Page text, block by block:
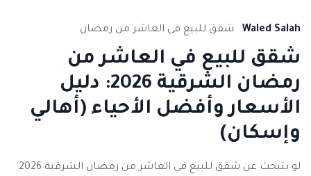
Waled Salah شقق للبيع فى العاشر من رمضان
شقق للبيع في العاشر من
رمضان الشرقية 2026: دليل
الأسعار وأفضل الأحياء (أهالي
وإسكان)
لو بتبحث عن شقق للبيع في العاشر من رمضان الشرقية 2026